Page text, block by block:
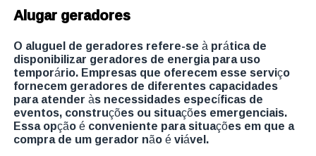
Alugar geradores
O aluguel de geradores refere-se à prática de
disponibilizar geradores de energia para uso
temporário. Empresas que oferecem esse serviço
fornecem geradores de diferentes capacidades
para atender às necessidades específicas de
eventos, construções ou situações emergenciais.
Essa opção é conveniente para situações em que a
compra de um gerador não é viável.